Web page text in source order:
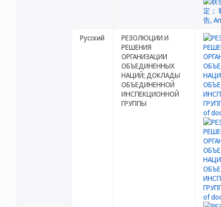
Русский
РЕЗОЛЮЦИИ И
РЕШЕНИЯ
ОРГАНИЗАЦИИ
ОБЪЕДИНЕННЫХ
НАЦИЙ; ДОКЛАДЫ
ОБЪЕДИНЕННОЙ
ИНСПЕКЦИОННОЙ
ГРУППЫ